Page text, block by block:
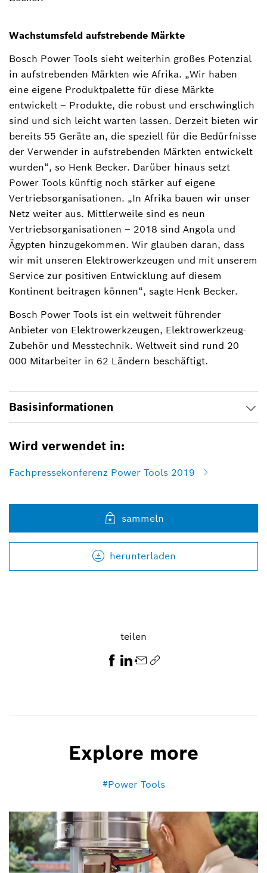
Wachstumsfeld aufstrebende Märkte
Bosch Power Tools sieht weiterhin großes Potenzial
in aufstrebenden Märkten wie Afrika. „Wir haben
eine eigene Produktpalette für diese Märkte
entwickelt – Produkte, die robust und erschwinglich
sind und sich leicht warten lassen. Derzeit bieten wir
bereits 55 Geräte an, die speziell für die Bedürfnisse
der Verwender in aufstrebenden Märkten entwickelt
wurden“, so Henk Becker. Darüber hinaus setzt
Power Tools künftig noch stärker auf eigene
Vertriebsorganisationen. „In Afrika bauen wir unser
Netz weiter aus. Mittlerweile sind es neun
Vertriebsorganisationen ‒ 2018 sind Angola und
Ägypten hinzugekommen. Wir glauben daran, dass
wir mit unseren Elektrowerkzeugen und mit unserem
Service zur positiven Entwicklung auf diesem
Kontinent beitragen können“, sagte Henk Becker.
Bosch Power Tools ist ein weltweit führender
Anbieter von Elektrowerkzeugen, Elektrowerkzeug-
Zubehör und Messtechnik. Weltweit sind rund 20
000 Mitarbeiter in 62 Ländern beschäftigt.
Basisinformationen
Wird verwendet in:
Fachpressekonferenz Power Tools 2019
sammeln
herunterladen
teilen
Explore more
Power Tools